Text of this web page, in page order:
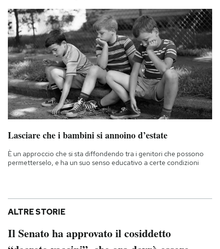
Lasciare che i bambini si annoino d’estate
È un approccio che si sta diffondendo tra i genitori che possono
permetterselo, e ha un suo senso educativo a certe condizioni
ALTRE STORIE
Il Senato ha approvato il cosiddetto